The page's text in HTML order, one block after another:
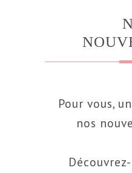
Pour vous,
nos